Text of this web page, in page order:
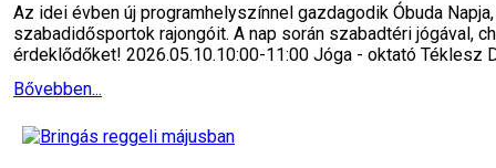
Az idei évben új programhelyszínnel gazdagodik Óbuda
szabadidősportok rajongóit. A nap során szabadtéri jógával,
érdeklődőket! 2026.05.10.10:00-11:00 Jóga - oktató Téklesz
Bővebben...